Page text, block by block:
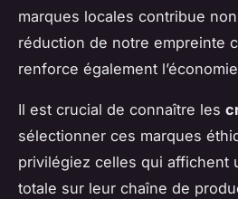
marques locales contribue
réduction de notre empreinte
renforce également
Il est crucial de connaître les
sélectionner ces marques
privilégiez celles qui affichent
totale sur leur chaîne de